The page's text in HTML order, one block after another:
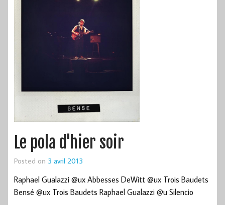
Le pola d'hier soir
Posted on 3 avril 2013
Raphael Gualazzi @ux Abbesses DeWitt @ux Trois Baudets
Bensé @ux Trois Baudets Raphael Gualazzi @u Silencio